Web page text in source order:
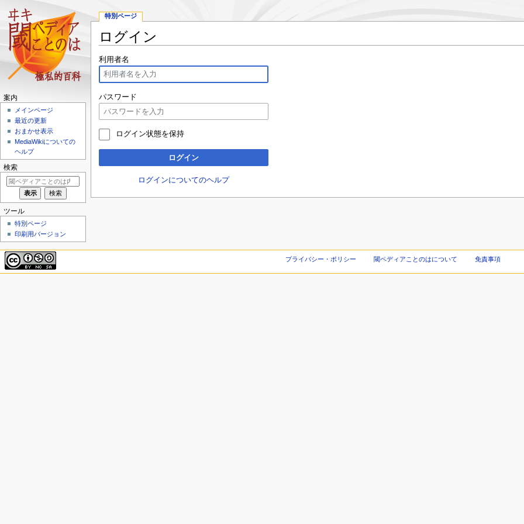
ログイン
ナ
ビ
ゲ
ー
シ
ョ
移
検
索
に
移
動
利用者名
パスワード
ログイン状態を保持
ログイン
ログインについてのヘルプ
特別ページ
案内
メインページ
最近の更新
おまかせ表示
MediaWikiについての
ヘルプ
検索
ツール
特別ページ
印刷用バージョン
プライバシー・ポリシー 閾ペディアことのはについて 免責事項